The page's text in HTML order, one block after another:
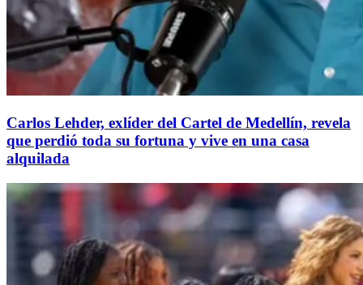
Carlos Lehder, exlíder del Cartel de Medellín, revela
que perdió toda su fortuna y vive en una casa
alquilada